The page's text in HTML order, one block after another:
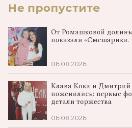
Не пропустите
От Ромашковой
показали «Смешарики.
06.08.2026
Клава Кока и
поженились: первые
детали торжества
06.08.2026